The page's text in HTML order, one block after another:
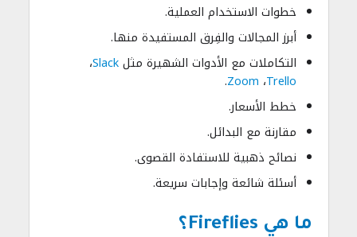
خطوات الاستخدام العملية.
أبرز المجالات والفِرق المستفيدة منها.
التكاملات مع الأدوات الشهيرة مثل Slack
،
Trello، Zoom
.
خطط الأسعار.
مقارنة مع البدائل.
نصائح ذهبية للاستفادة القصوى.
أسئلة شائعة وإجابات سريعة.
ما هي Fireflies؟